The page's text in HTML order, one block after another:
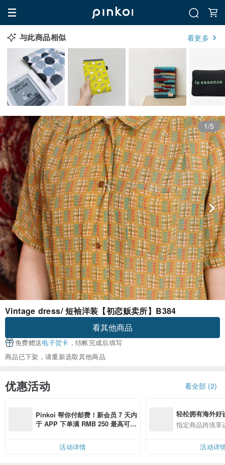
与此商品相似 看更多
1/5
Vintage dress/ 短袖洋装【初恋贩卖所】B384
看其他商品
免费赠送电子贺卡 ，结帐完成后填写
商品已下架，请重新选取其他商品
优惠活动 看全部 (2)
Pinkoi 帮你付邮费！新会员 7 天内
于 APP 下单满 RMB 250 最高可折
活动详情
轻松拥有海外好
指定商品跨境享
活动详